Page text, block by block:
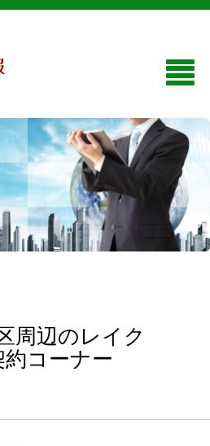
周辺のレイク
約コーナー